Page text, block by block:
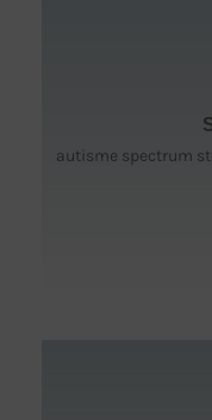
autisme spectrum
consequente/
- een omgeving waar